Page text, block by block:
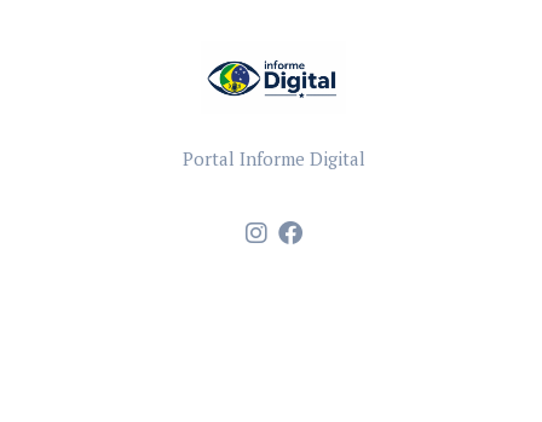
Portal Informe Digital